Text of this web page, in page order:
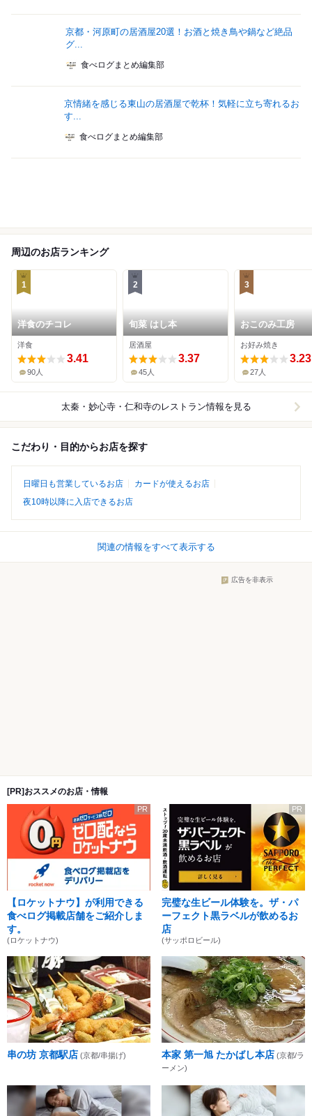
京都・河原町の居酒屋20選！お酒と焼き鳥や鍋など絶品
グ...
食べログまとめ編集部
京情緒を感じる東山の居酒屋で乾杯！気軽に立ち寄れるお
す...
食べログまとめ編集部
周辺のお店ランキング
1
洋食のチコレ
洋食
3.41
90人
2
旬菜 はし本
居酒屋
3.37
45人
3
おこのみ工房
お好み焼き
3.23
27人
太秦・妙心寺・仁和寺のレストラン情報を見る
こだわり・目的からお店を探す
日曜日も営業しているお店
カードが使えるお店
夜10時以降に入店できるお店
関連の情報をすべて表示する
広告を非表示
[PR]おススメのお店・情報
PR
【ロケットナウ】が利用できる
食べログ掲載店舗をご紹介しま
す。
(ロケットナウ)
PR
完璧な生ビール体験を。ザ・パ
ーフェクト黒ラベルが飲めるお
店
(サッポロビール)
串の坊 京都駅店 (京都/串揚げ) 本家 第一旭 たかばし本店 (京都/ラ
ーメン)